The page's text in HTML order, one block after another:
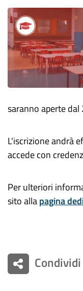
saranno aperte dal
L'iscrizioneandrà
accede con
Per ulteriori
sito allapagina
Condividi